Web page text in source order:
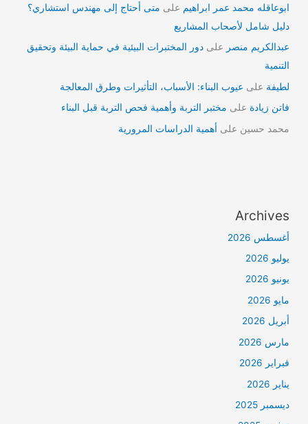
ابوعاقله محمد عمر ابراهيم على متى أحتاج إلى مهندس استشاري؟
دليل شامل لأصحاب المشاريع
عبدالكريم منصر علىدور المختبرات البيئية في حماية البيئة وتحقيق
التنمية
لطيفة على عيوب البناء: الأسباب، التأثيرات وطرق المعالجة
فاتن زيادة على مختبر التربة وأهمية فحص التربة قبل البناء
محمد حسين على أهمية الدراسات المرورية
Archives
أغسطس 2026
يوليو 2026
يونيو 2026
مايو 2026
أبريل 2026
مارس 2026
فبراير 2026
يناير 2026
ديسمبر 2025